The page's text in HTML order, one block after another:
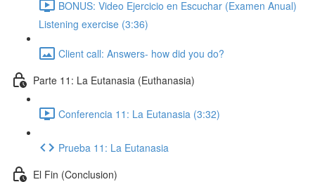
BONUS: Video Ejercicio en Escuchar (Examen Anual)
Listening exercise (3:36)
Client call: Answers- how did you do?
Parte 11: La Eutanasia (Euthanasia)
Conferencia 11: La Eutanasia (3:32)
Prueba 11: La Eutanasia
El Fin (Conclusion)